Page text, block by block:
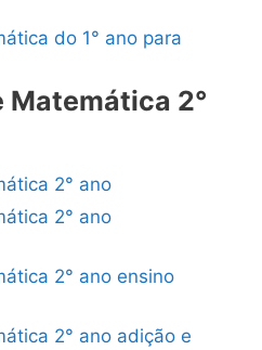
do 1° ano para
2°
2° ano
2° ano
2° ano ensino
2° ano adição e